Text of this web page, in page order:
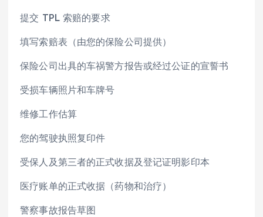
提交 TPL 索赔的要求
填写索赔表（由您的保险公司提供）
保险公司出具的车祸警方报告或经过公证的宣誓书
受损车辆照片和车牌号
维修工作估算
您的驾驶执照复印件
受保人及第三者的正式收据及登记证明影印本
医疗账单的正式收据（药物和治疗）
警察事故报告草图